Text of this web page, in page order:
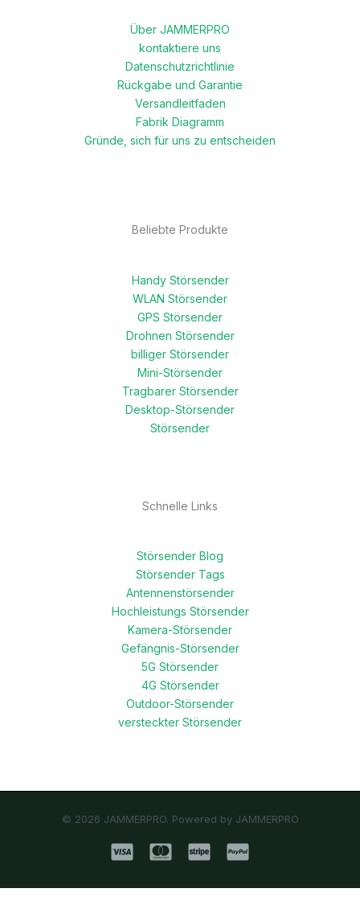
Über JAMMERPRO
kontaktiere uns
Datenschutzrichtlinie
Rückgabe und Garantie
Versandleitfaden
Fabrik Diagramm
Gründe, sich für uns zu entscheiden
Beliebte Produkte
Handy Störsender
WLAN Störsender
GPS Störsender
Drohnen Störsender
billiger Störsender
Mini-Störsender
Tragbarer Störsender
Desktop-Störsender
Störsender
Schnelle Links
Störsender Blog
Störsender Tags
Antennenstörsender
Hochleistungs Störsender
Kamera-Störsender
Gefängnis-Störsender
5G Störsender
4G Störsender
Outdoor-Störsender
versteckter Störsender
© 2026 JAMMERPRO. Powered by JAMMERPRO